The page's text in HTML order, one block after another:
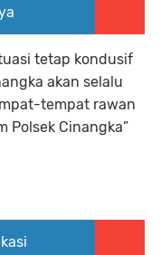
tetap kondusif
akan selalu
tempat rawan
Polsek Cinangka”